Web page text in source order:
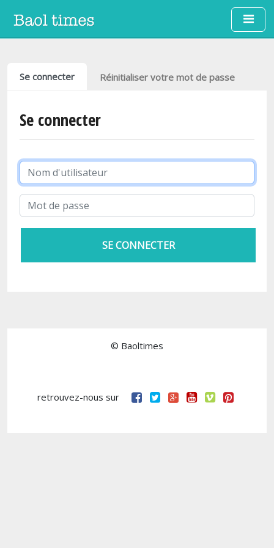
Aller au contenu principal
Onglets principaux
Se connecter Réinitialiser votre mot de passe
Se connecter
© Baoltimes
retrouvez-nous sur